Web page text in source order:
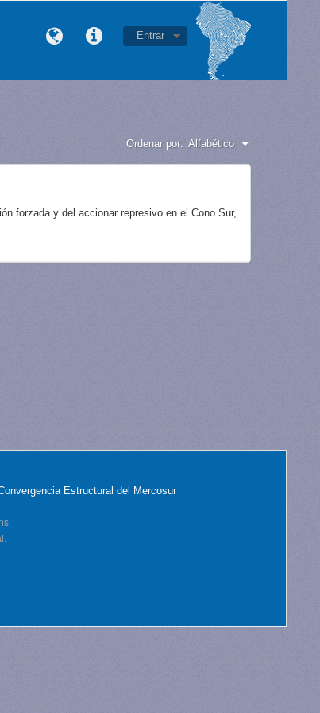
Entrar
Ordenar por: Alfabético
forzada y del accionar represivo en el Cono Sur,
Estructural del Mercosur